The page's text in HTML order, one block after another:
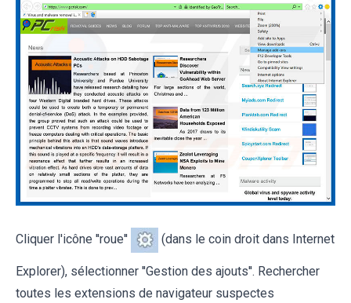
Cliquer l'icône ''roue'' (dans le coin droit dans Internet
Explorer), sélectionner ''Gestion des ajouts''. Rechercher
toutes les extensions de navigateur suspectes